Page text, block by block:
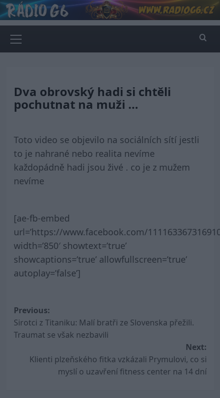
Skip
to
content
Menu
Dva obrovský hadi si chtěli
pochutnat na muži …
Toto video se objevilo na sociálních sítí jestli
to je nahrané nebo realita nevíme
každopádně hadi jsou živé . co je z mužem
nevíme
[ae-fb-embed
url=’https://www.facebook.com/
width=’850′ showtext=’true’
showcaptions=’true’ allowfullscreen=’true’
autoplay=’false’]
Post
navigation
Previous:
Sirotci z Titaniku: Malí bratři ze Slovenska přežili.
Traumat se však nezbavili
Next:
Klienti plzeňského fitka vzkázali Prymulovi, co si
myslí o uzavření fitness center na 14 dní